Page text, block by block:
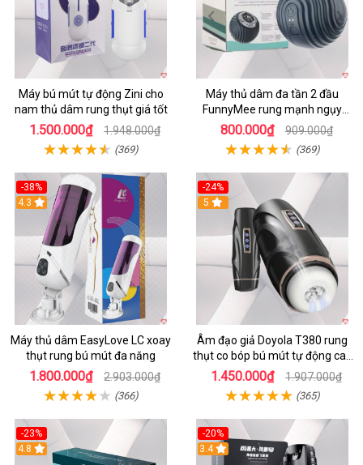
Máy bú mút tự động Zini cho
nam thủ dâm rung thụt giá tốt
1.500.000₫ 1.948.000₫
(369)
Máy thủ dâm đa tần 2 đầu
FunnyMee rung mạnh ngụy
trang Pokemon
800.000₫ 909.000₫
(369)
-38%
4.3
Máy thủ dâm EasyLove LC xoay
thụt rung bú mút đa năng
1.800.000₫ 2.903.000₫
(366)
-24%
5
Âm đạo giả Doyola T380 rung
thụt co bóp bú mút tự động cao
cấp
1.450.000₫ 1.907.000₫
(365)
-23%
4.8
-20%
3.4